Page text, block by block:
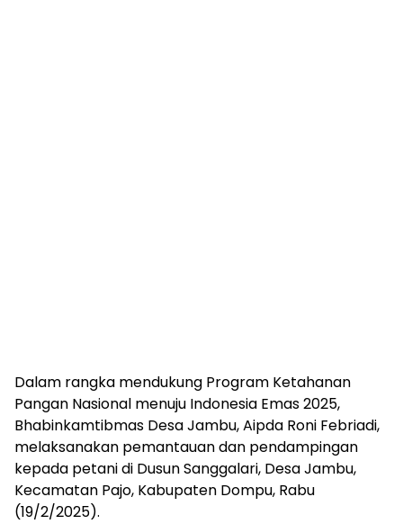
Dalam rangka mendukung Program Ketahanan
Pangan Nasional menuju Indonesia Emas 2025,
Bhabinkamtibmas Desa Jambu, Aipda Roni Febriadi,
melaksanakan pemantauan dan pendampingan
kepada petani di Dusun Sanggalari, Desa Jambu,
Kecamatan Pajo, Kabupaten Dompu, Rabu
(19/2/2025).